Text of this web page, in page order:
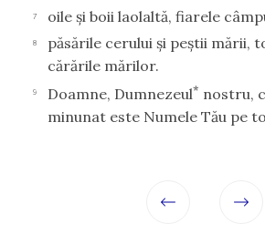
7 oile şi boii laolaltă, fiarele
8
păsările cerului şi peştii mării,
cărările mărilor.
9 Doamne, Dumnezeul* nostru,
minunat este Numele Tău pe